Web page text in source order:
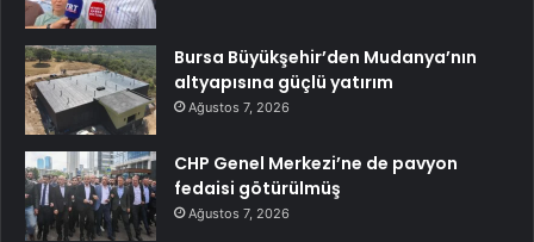
Bursa Büyükşehir’den Mudanya’nın
altyapısına güçlü yatırım
Ağustos 7, 2026
CHP Genel Merkezi’ne de pavyon
fedaisi götürülmüş
Ağustos 7, 2026